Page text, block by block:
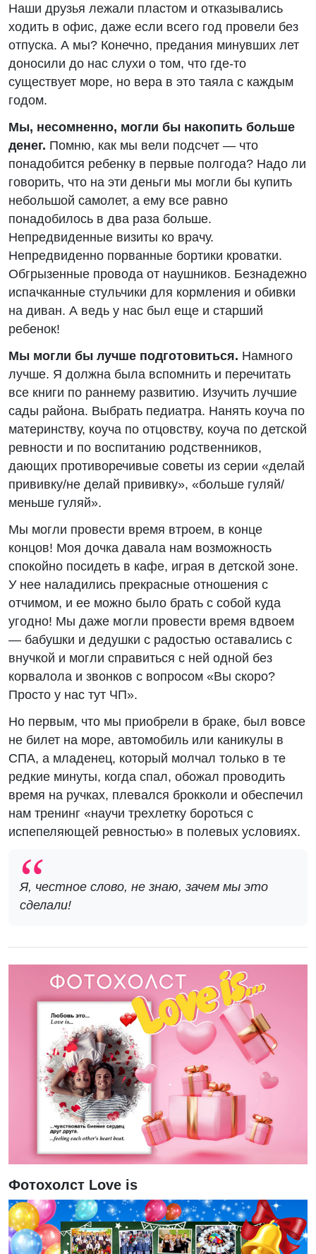
Наши друзья лежали пластом и отказывались
ходить в офис, даже если всего год провели без
отпуска. А мы? Конечно, предания минувших лет
доносили до нас слухи о том, что где-то
существует море, но вера в это таяла с каждым
годом.
Мы, несомненно, могли бы накопить больше
денег. Помню, как мы вели подсчет — что
понадобится ребенку в первые полгода? Надо ли
говорить, что на эти деньги мы могли бы купить
небольшой самолет, а ему все равно
понадобилось в два раза больше.
Непредвиденные визиты ко врачу.
Непредвиденно порванные бортики кроватки.
Обгрызенные провода от наушников. Безнадежно
испачканные стульчики для кормления и обивки
на диван. А ведь у нас был еще и старший
ребенок!
Мы могли бы лучше подготовиться. Намного
лучше. Я должна была вспомнить и перечитать
все книги по раннему развитию. Изучить лучшие
сады района. Выбрать педиатра. Нанять коуча по
материнству, коуча по отцовству, коуча по детской
ревности и по воспитанию родственников,
дающих противоречивые советы из серии «делай
прививку/не делай прививку», «больше гуляй/
меньше гуляй».
Мы могли провести время втроем, в конце
концов! Моя дочка давала нам возможность
спокойно посидеть в кафе, играя в детской зоне.
У нее наладились прекрасные отношения с
отчимом, и ее можно было брать с собой куда
угодно! Мы даже могли провести время вдвоем
— бабушки и дедушки с радостью оставались с
внучкой и могли справиться с ней одной без
корвалола и звонков с вопросом «Вы скоро?
Просто у нас тут ЧП».
Но первым, что мы приобрели в браке, был вовсе
не билет на море, автомобиль или каникулы в
СПА, а младенец, который молчал только в те
редкие минуты, когда спал, обожал проводить
время на ручках, плевался брокколи и обеспечил
нам тренинг «научи трехлетку бороться с
испепеляющей ревностью» в полевых условиях.
Я, честное слово, не знаю, зачем мы это
сделали!
Фотохолст Love is